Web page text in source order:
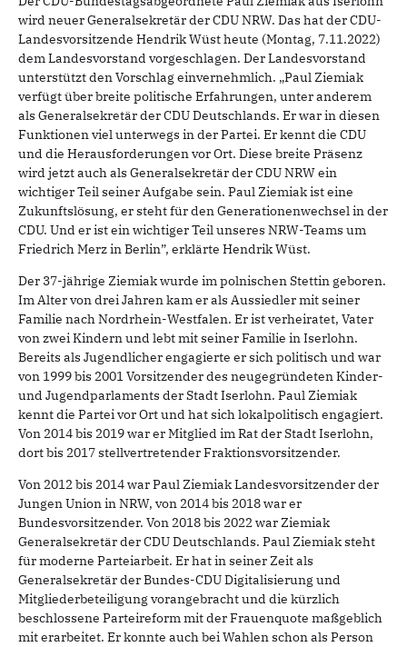
wird neuer Generalsekretär der CDU NRW. Das hat der CDU-
Landesvorsitzende Hendrik Wüst heute (Montag, 7.11.2022)
dem Landesvorstand vorgeschlagen. Der Landesvorstand
unterstützt den Vorschlag einvernehmlich. „Paul Ziemiak
verfügt über breite politische Erfahrungen, unter anderem
als Generalsekretär der CDU Deutschlands. Er war in diesen
Funktionen viel unterwegs in der Partei. Er kennt die CDU
und die Herausforderungen vor Ort. Diese breite Präsenz
wird jetzt auch als Generalsekretär der CDU NRW ein
wichtiger Teil seiner Aufgabe sein. Paul Ziemiak ist eine
Zukunftslösung, er steht für den Generationenwechsel in der
CDU. Und er ist ein wichtiger Teil unseres NRW-Teams um
Friedrich Merz in Berlin”, erklärte Hendrik Wüst.
Der 37-jährige Ziemiak wurde im polnischen Stettin geboren.
Im Alter von drei Jahren kam er als Aussiedler mit seiner
Familie nach Nordrhein-Westfalen. Er ist verheiratet, Vater
von zwei Kindern und lebt mit seiner Familie in Iserlohn.
Bereits als Jugendlicher engagierte er sich politisch und war
von 1999 bis 2001 Vorsitzender des neugegründeten Kinder-
und Jugendparlaments der Stadt Iserlohn. Paul Ziemiak
kennt die Partei vor Ort und hat sich lokalpolitisch engagiert.
Von 2014 bis 2019 war er Mitglied im Rat der Stadt Iserlohn,
dort bis 2017 stellvertretender Fraktionsvorsitzender.
Von 2012 bis 2014 war Paul Ziemiak Landesvorsitzender der
Jungen Union in NRW, von 2014 bis 2018 war er
Bundesvorsitzender. Von 2018 bis 2022 war Ziemiak
Generalsekretär der CDU Deutschlands. Paul Ziemiak steht
für moderne Parteiarbeit. Er hat in seiner Zeit als
Generalsekretär der Bundes-CDU Digitalisierung und
Mitgliederbeteiligung vorangebracht und die kürzlich
beschlossene Parteireform mit der Frauenquote maßgeblich
mit erarbeitet. Er konnte auch bei Wahlen schon als Person